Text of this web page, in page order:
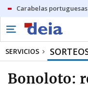
Carabelas portuguesas
SERVICIOS
Bonoloto: